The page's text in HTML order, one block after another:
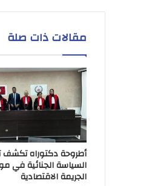
مقالات ذات صلة
أطروحة دكتوراه تكشف
السياسة الجنائية في
الجريمة الاقتصادية